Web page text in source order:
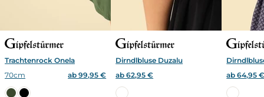
Trachtenrock Onela
70cm
ab 99,95 €
Dirndlbluse Duzalu
ab 62,95 €
ab 64,95